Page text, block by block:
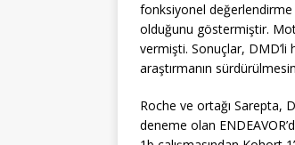
fonksiyonel
olduğunu göstermiştir.
vermişti. Sonuçlar, DMD’li
araştırmanın
Roche ve ortağı Sarepta,
deneme olan